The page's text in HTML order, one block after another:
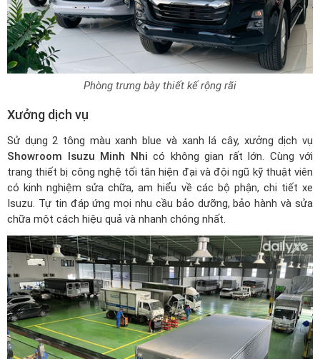
Phòng trưng bày thiết kế rộng rãi
Xưởng dịch vụ
Sử dụng 2 tông màu xanh blue và xanh lá cây, xưởng dịch vụ
Showroom Isuzu Minh Nhi có không gian rất lớn. Cùng với
trang thiết bị công nghệ tối tân hiện đại và đội ngũ kỹ thuật viên
có kinh nghiệm sửa chữa, am hiểu về các bộ phận, chi tiết xe
Isuzu. Tự tin đáp ứng mọi nhu cầu bảo dưỡng, bảo hành và sửa
chữa một cách hiệu quả và nhanh chóng nhất.